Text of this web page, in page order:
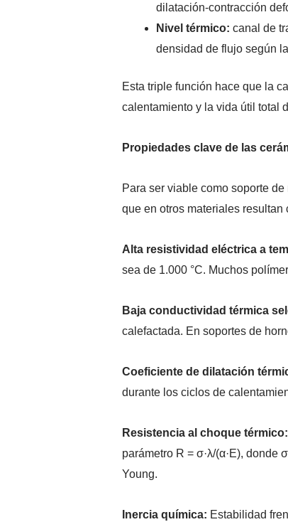
dilatación-contracción
Nivel térmico: canal de
densidad de flujo según
Esta triple función hace que la
calentamiento y la vida útil total
Propiedades clave de las
Para ser viable como soporte
que en otros materiales resultan
Alta resistividad eléctrica a
sea de 1.000 °C. Muchos
Baja conductividad térmica
calefactada. En soportes de
Coeficiente de dilatación
durante los ciclos de
Resistencia al choque térmico:
parámetro R = σ·λ/(α·E),
Young.
Inercia química: Estabilidad